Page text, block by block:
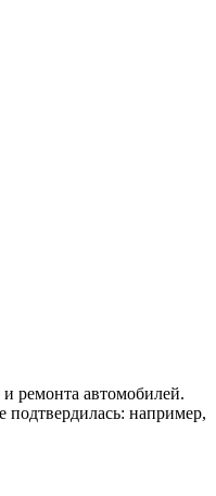
ремонта автомобилей.
например,